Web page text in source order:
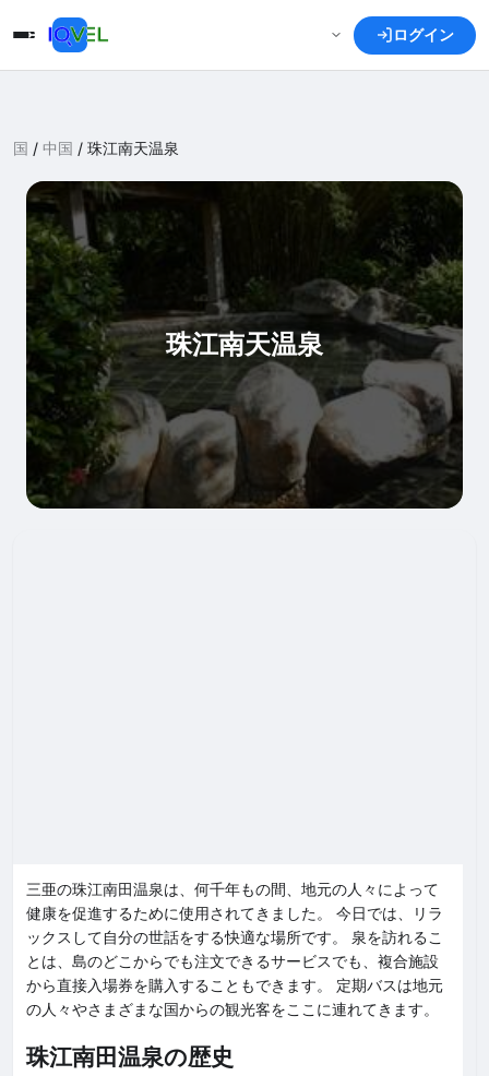
ログイン
国 / 中国 / 珠江南天温泉
珠江南天温泉
三亜の珠江南田温泉は、何千年もの間、地元の人々によって
健康を促進するために使用されてきました。 今日では、リラ
ックスして自分の世話をする快適な場所です。 泉を訪れるこ
とは、島のどこからでも注文できるサービスでも、複合施設
から直接入場券を購入することもできます。 定期バスは地元
の人々やさまざまな国からの観光客をここに連れてきます。
珠江南田温泉の歴史